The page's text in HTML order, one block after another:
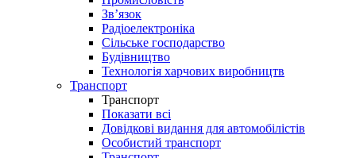
Зв’язок
Радіоелектроніка
Сільське господарство
Будівництво
Технологія харчових виробництв
Транспорт
Транспорт
Показати всі
Довідкові видання для автомобілістів
Особистий транспорт